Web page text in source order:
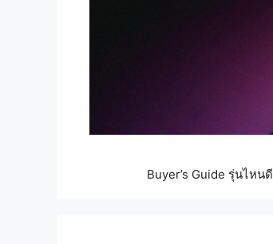
Buyer’s Guide รุ่นไหนดี